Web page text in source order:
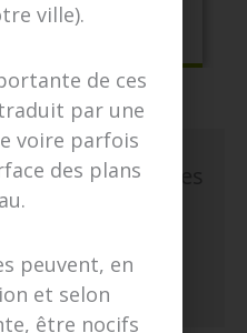
nos actus sur les
t
n
t
i
e
ville).
de ces
par une
voire parfois
des plans
peuvent, en
et selon
être nocifs